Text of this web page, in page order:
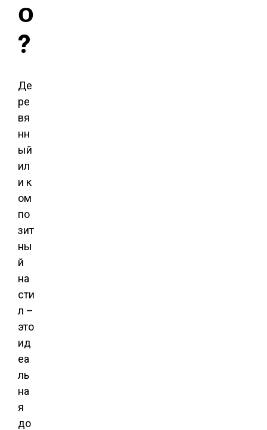
о
?
Де
ре
вя
нн
ый
ил
и к
ом
по
зит
ны
й
на
сти
л –
это
ид
еа
ль
на
я
до